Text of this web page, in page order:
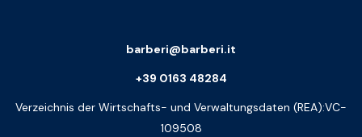
barberi@barberi.it
+39 0163 48284
Verzeichnis der Wirtschafts- und Verwaltungsdaten (REA):VC-
109508